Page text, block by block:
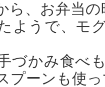
ら、お弁当の
ようで、モ
づかみ食べ
プーンも使